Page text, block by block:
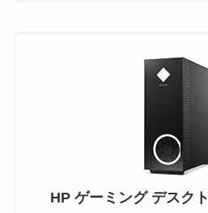
HP ゲーミング デスク